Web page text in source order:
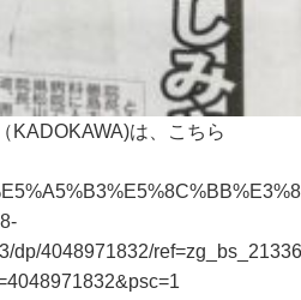
KADOKAWA)は、こちら
dp/4048971832/